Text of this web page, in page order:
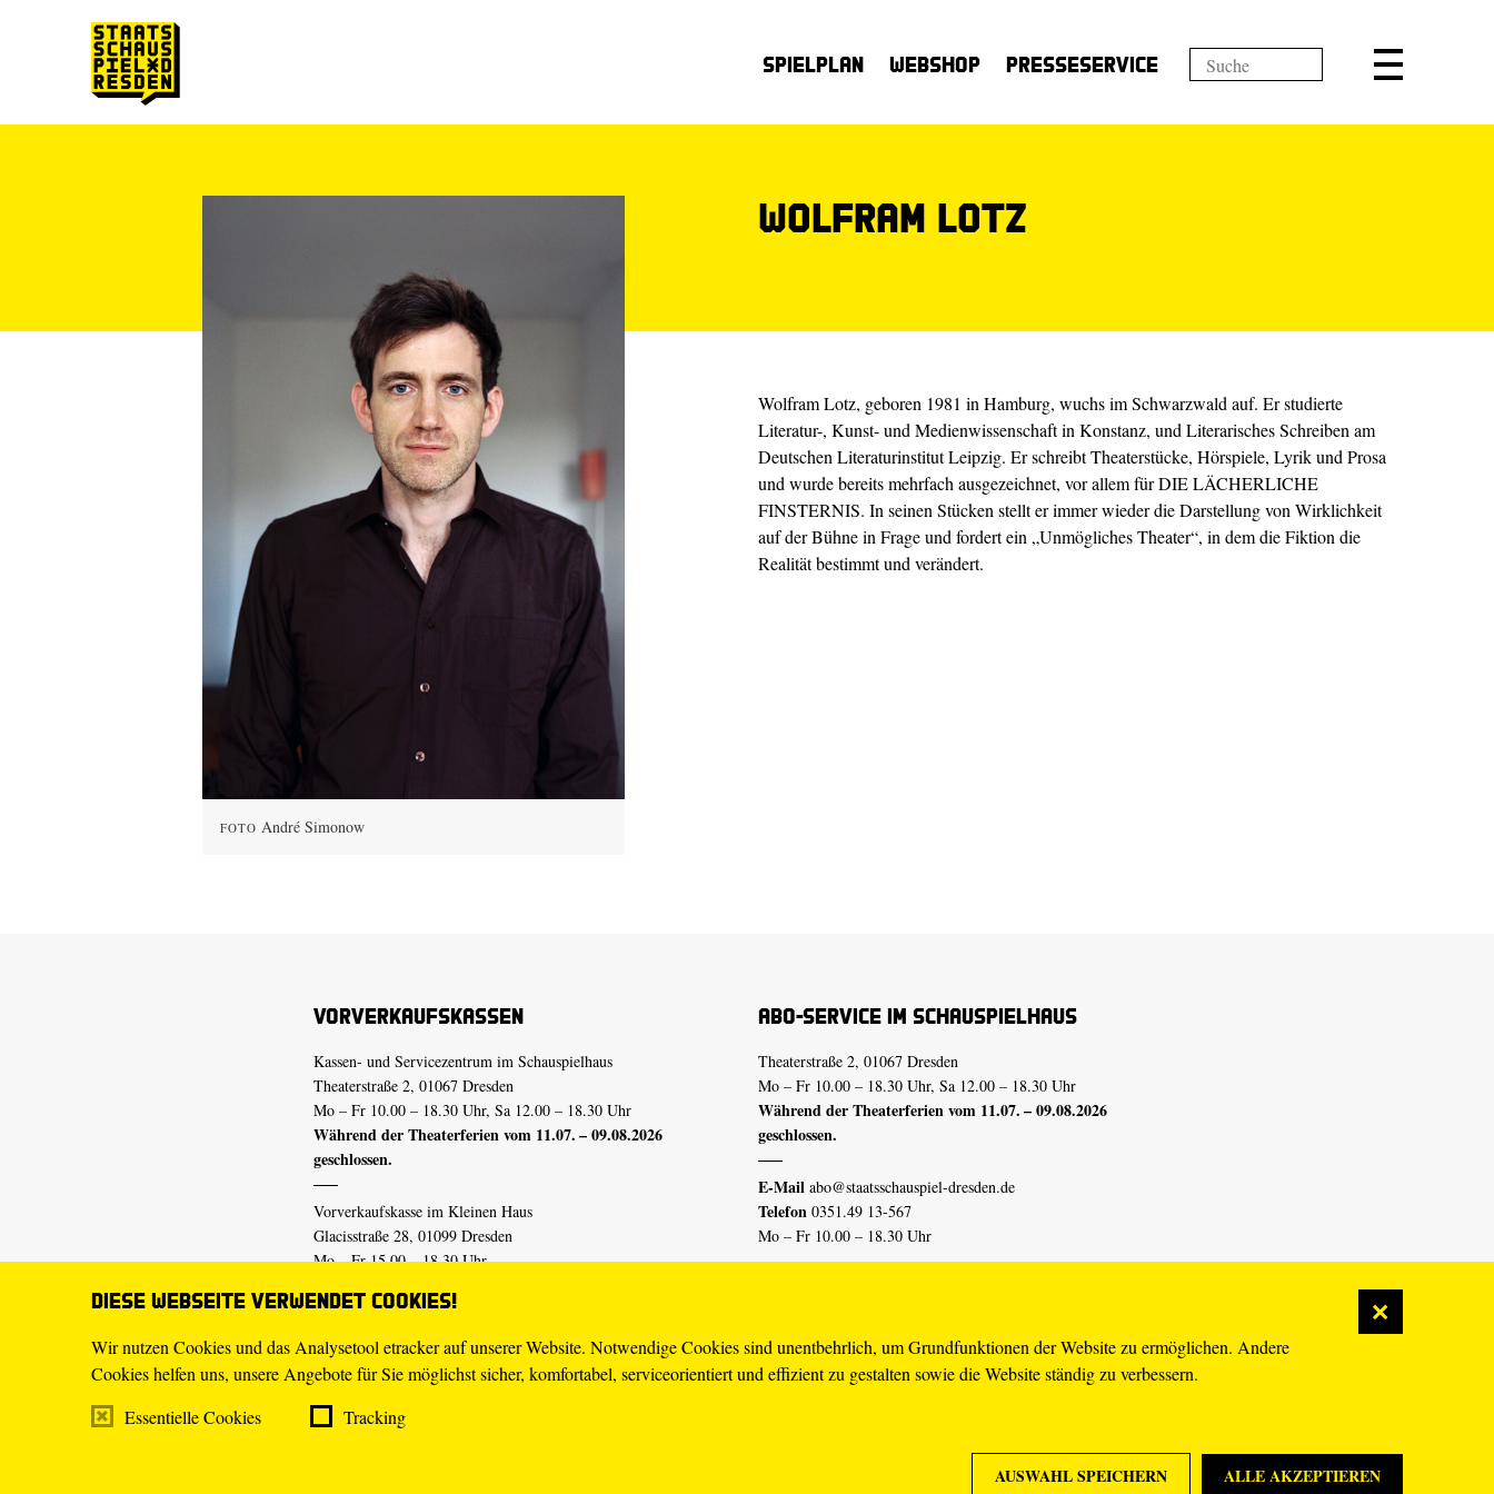
Diese Webseite verwendet Cookies!
Wir nutzen Cookies und das Analysetool etracker auf unserer Website. Notwendige Cookies sind unentbehrlich, um Grundfunktionen der Website zu ermöglichen. Andere
Cookies helfen uns, unsere Angebote für Sie möglichst sicher, komfortabel, serviceorientiert und effizient zu gestalten sowie die Website ständig zu verbessern.
Essentielle Cookies
Tracking
AUSWAHL SPEICHERN ALLE AKZEPTIEREN
Spielplan Webshop Presseservice
FOTO André Simonow
Wolfram Lotz
Wolfram Lotz, geboren 1981 in Hamburg, wuchs im Schwarzwald auf. Er studierte
Literatur-, Kunst- und Medienwissenschaft in Konstanz, und Literarisches Schreiben am
Deutschen Literaturinstitut Leipzig. Er schreibt Theaterstücke, Hörspiele, Lyrik und Prosa
und wurde bereits mehrfach ausgezeichnet, vor allem für DIE LÄCHERLICHE
FINSTERNIS. In seinen Stücken stellt er immer wieder die Darstellung von Wirklichkeit
auf der Bühne in Frage und fordert ein „Unmögliches Theater“, in dem die Fiktion die
Realität bestimmt und verändert.
Vorverkaufskassen
Kassen- und Servicezentrum im Schauspielhaus
Theaterstraße 2, 01067 Dresden
Mo – Fr 10.00 – 18.30 Uhr, Sa 12.00 – 18.30 Uhr
Während der Theaterferien vom 11.07. – 09.08.2026
geschlossen.
Vorverkaufskasse im Kleinen Haus
Glacisstraße 28, 01099 Dresden
Mo – Fr 15.00 – 18.30 Uhr
geschlossen.
E-Mail tickets@staatsschauspiel-dresden.de
Telefon 0351.49 13-555
Mo – Fr 10.00 – 18.30 Uhr
Abo-Service im Schauspielhaus
Theaterstraße 2, 01067 Dresden
Mo – Fr 10.00 – 18.30 Uhr, Sa 12.00 – 18.30 Uhr
Während der Theaterferien vom 11.07. – 09.08.2026
geschlossen.
E-Mail abo@staatsschauspiel-dresden.de
Telefon 0351.49 13-567
Mo – Fr 10.00 – 18.30 Uhr
Erklärung Barrierefreiheit